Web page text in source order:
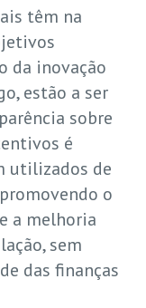
têm na
da inovação
estão a ser
sobre
é
utilizados de
o
a melhoria
sem
das finanças